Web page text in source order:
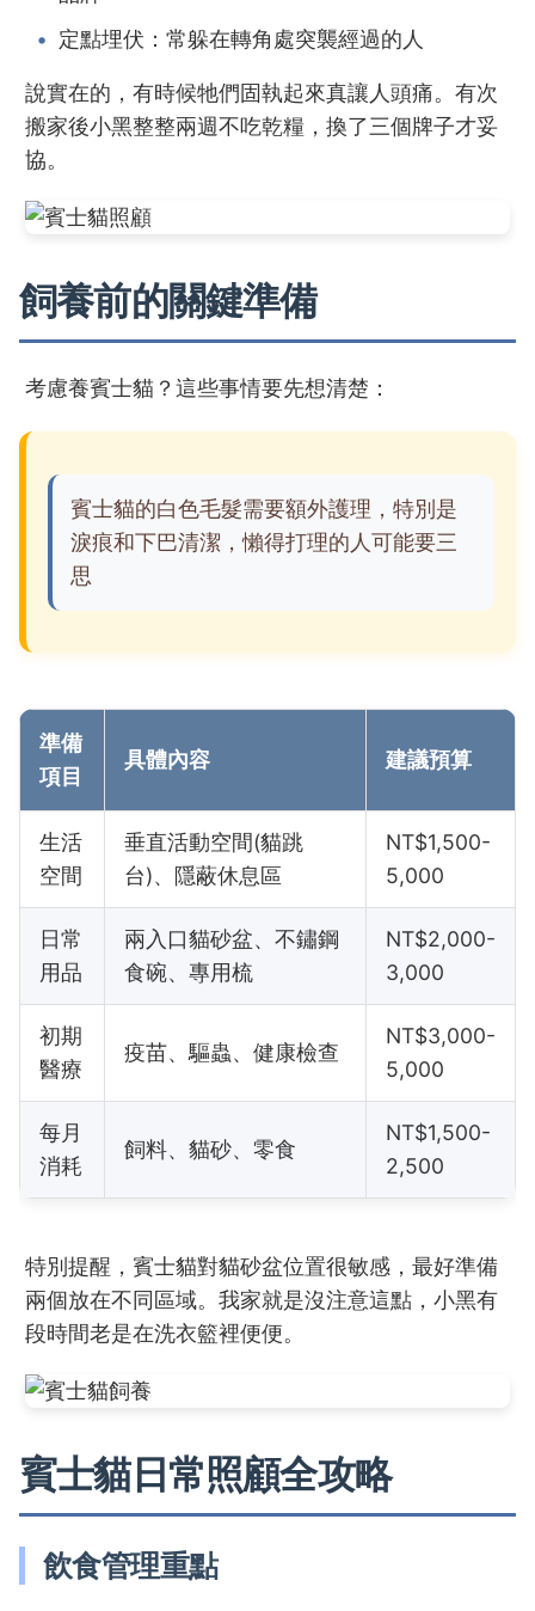
定點埋伏：常躲在轉角處突襲經過的人
說實在的，有時候牠們固執起來真讓人頭痛。有次
搬家後小黑整整兩週不吃乾糧，換了三個牌子才妥
協。
飼養前的關鍵準備
考慮養賓士貓？這些事情要先想清楚：
賓士貓的白色毛髮需要額外護理，特別是
淚痕和下巴清潔，懶得打理的人可能要三
思
準備
項目
具體內容 建議預算
生活
空間
垂直活動空間(貓跳
台)、隱蔽休息區
NT$1,500-
5,000
日常
用品
兩入口貓砂盆、不鏽鋼
食碗、專用梳
NT$2,000-
3,000
初期
醫療
疫苗、驅蟲、健康檢查
NT$3,000-
5,000
每月
消耗
飼料、貓砂、零食
NT$1,500-
2,500
特別提醒，賓士貓對貓砂盆位置很敏感，最好準備
兩個放在不同區域。我家就是沒注意這點，小黑有
段時間老是在洗衣籃裡便便。
賓士貓日常照顧全攻略
飲食管理重點